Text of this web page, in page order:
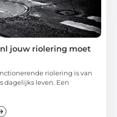
jouw riolering moet
riolering is van
dagelijks leven. Een